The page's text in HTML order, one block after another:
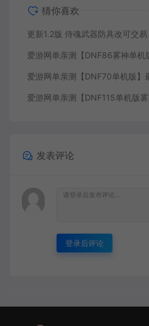
猜你喜欢
发表评论
登录后评论